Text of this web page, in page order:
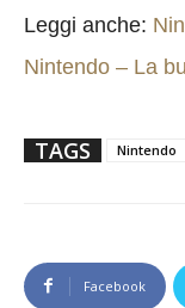
Leggi anche:
Nintendo – La
TAGS Nintendo
Facebook